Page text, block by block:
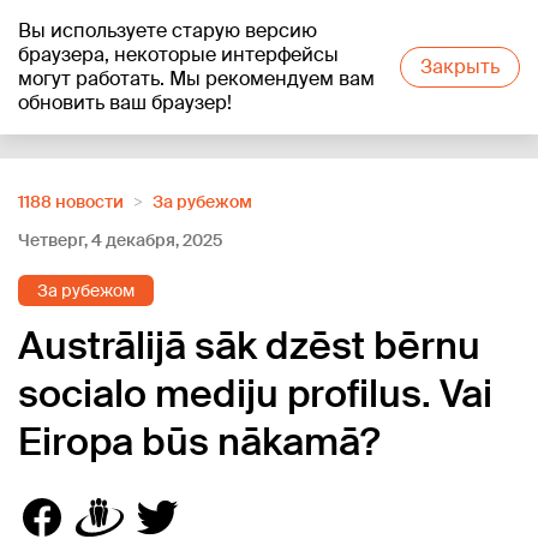
Вы используете старую версию
браузера, некоторые интерфейсы
могут работать. Мы рекомендуем вам
обновить ваш браузер!
Закрыть
+16°C
1188 новости
За рубежом
Четверг, 4 декабря, 2025
За рубежом
Austrālijā sāk dzēst bērnu
socialo mediju profilus. Vai
Eiropa būs nākamā?